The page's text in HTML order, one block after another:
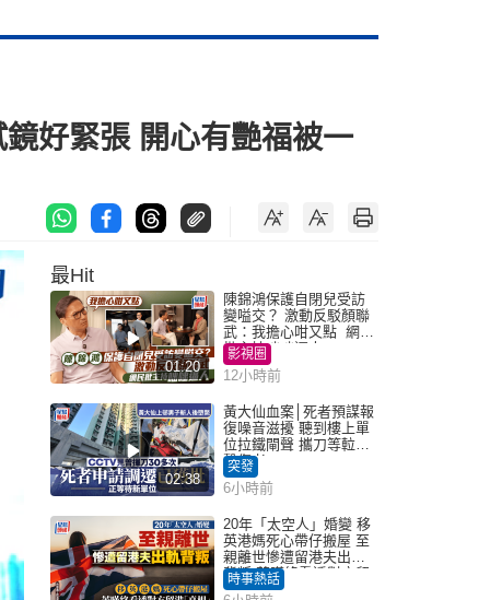
好緊張 開心有艷福被一
最Hit
01:20
陳錦鴻保護自閉兒受訪
變嗌交？ 激動反駁顏聯
武：我擔心咁又點 網民
批主持咄咄逼人
影視圈
12小時前
02:38
黃大仙血案│死者預謀報
復噪音滋擾 聽到樓上單
位拉鐵閘聲 攜刀等𨋢伏
擊傷者
突發
6小時前
20年「太空人」婚變 移
英港媽死心帶仔搬屋 至
親離世慘遭留港夫出軌
背叛 苦嘆終看透對方留
港「真相」｜Juicy叮
時事熱話